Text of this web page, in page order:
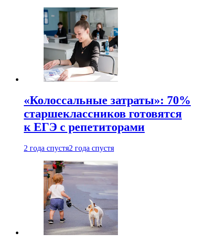
«Колоссальные затраты»: 70%
старшеклассников готовятся
к ЕГЭ с репетиторами
2 года спустя2 года спустя